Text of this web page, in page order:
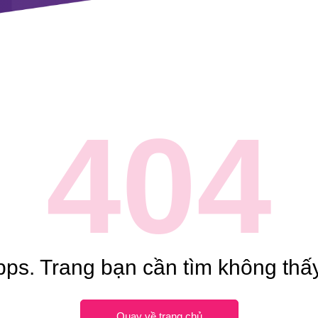
404
Trang bạn cần tìm không